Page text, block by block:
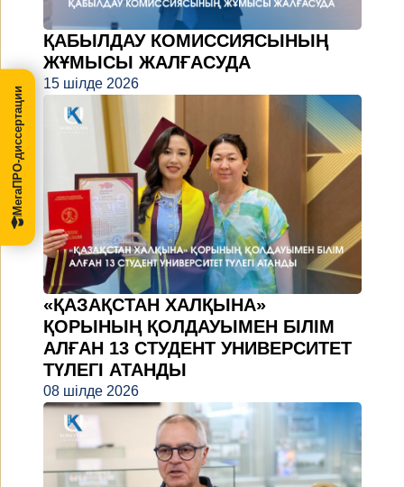
ҚАБЫЛДАУ КОМИССИЯСЫНЫҢ
ЖҰМЫСЫ ЖАЛҒАСУДА
15 шілде 2026
«ҚАЗАҚСТАН ХАЛҚЫНА»
ҚОРЫНЫҢ ҚОЛДАУЫМЕН БІЛІМ
АЛҒАН 13 СТУДЕНТ УНИВЕРСИТЕТ
ТҮЛЕГІ АТАНДЫ
08 шілде 2026
МегаПРО-диссертации